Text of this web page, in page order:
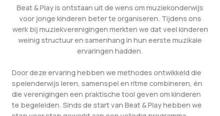
Beat & Play is ontstaan uit de wens om muziekonderwijs
voor jonge kinderen beter te organiseren. Tijdens ons
werk bij muziekverenigingen merkten we dat veel kinderen
weinig structuur en samenhang in hun eerste muzikale
ervaringen hadden.
Door deze ervaring hebben we methodes ontwikkeld die
spelenderwijs leren, samenspel en ritme combineren, én
die verenigingen een praktische tool geven om kinderen
te begeleiden. Sinds de start van Beat & Play hebben we